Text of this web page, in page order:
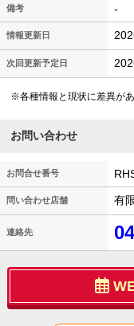
備考 -
情報更新日
次回更新予定日
※各種情報と現状に差異が
お問い合わせ
お問合せ番号
問い合わせ店舗 有
連絡先